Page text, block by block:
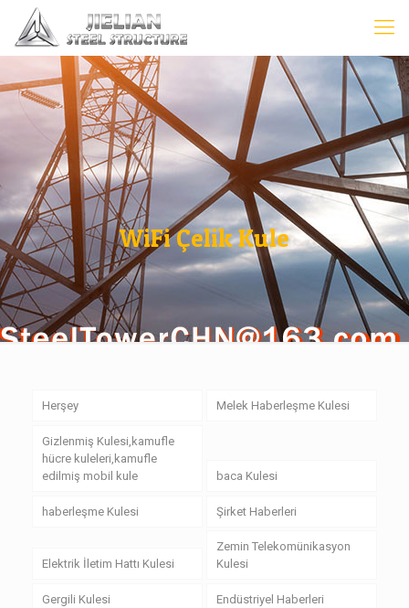
WiFi Çelik Kule
Herşey Melek Haberleşme Kulesi
Gizlenmiş Kulesi,kamufle
hücre kuleleri,kamufle
edilmiş mobil kule
baca Kulesi
haberleşme Kulesi Şirket Haberleri
Elektrik İletim Hattı Kulesi
Zemin Telekomünikasyon
Kulesi
Gergili Kulesi Endüstriyel Haberleri